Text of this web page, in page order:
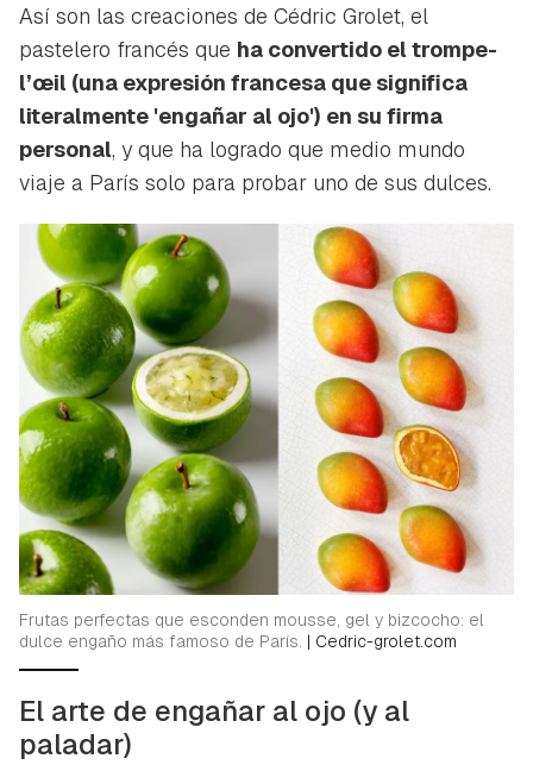
Así son las creaciones de Cédric Grolet, el
pastelero francés que ha convertido el trompe-
l’œil (una expresión francesa que significa
literalmente 'engañar al ojo') en su firma
personal, y que ha logrado que medio mundo
viaje a París solo para probar uno de sus dulces.
Frutas perfectas que esconden mousse, gel y bizcocho: el
dulce engaño más famoso de París. | Cedric-grolet.com
El arte de engañar al ojo (y al
paladar)